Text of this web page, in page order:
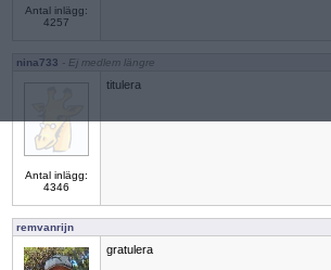
Antal inlägg:
4257
nina733 - Ej medlem längre
Antal inlägg:
4346
titulera
remvanrijn
gratulera